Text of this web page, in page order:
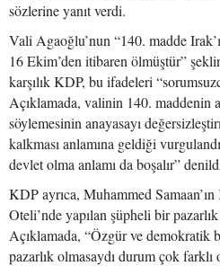
sözlerine yanıt verdi.
Vali Agaoğlu’nun “140. madde
16 Ekim’den itibaren ölmüştür”
karşılık KDP, bu ifadeleri
Açıklamada, valinin 140. maddenin
söylemesinin anayasayı
kalkması anlamına geldiği
devlet olma anlamı da boşalır”
KDP ayrıca, Muhammed
Oteli’nde yapılan şüpheli bir
Açıklamada, “Özgür ve demokratik
pazarlık olmasaydı durum çok